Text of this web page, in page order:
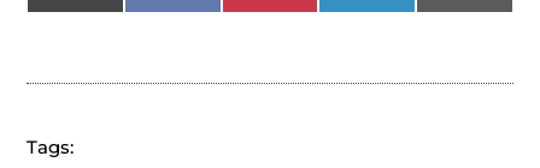
(Twitter)
Tags: